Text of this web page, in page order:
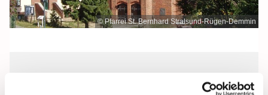
© Pfarrei St. Bernhard Stralsund-Rügen-Demmin
Sonntag, 5. Dezember 2027, 09:00